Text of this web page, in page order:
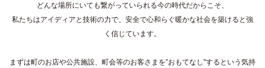
どんな場所にいても繋がっていられる今の時代だからこそ、
私たちはアイディアと技術の力で、安全で心和らぐ暖かな社会を築けると強
く信じています。
まずは町のお店や公共施設、町会等のお客さまを”おもてなし"するという気持